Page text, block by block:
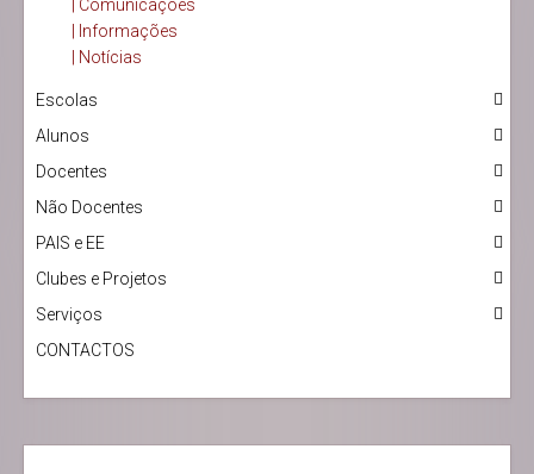
| Comunicações
| Informações
| Notícias
Escolas
Alunos
Docentes
Não Docentes
PAIS e EE
Clubes e Projetos
Serviços
CONTACTOS